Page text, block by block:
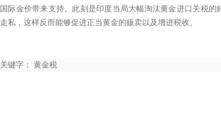
国际金价带来支持。此刻是印度当局大幅淘汰黄金进口关税
走私，这样反而能够促进正当黄金的贩卖以及增进税收。
关键字： 黄金税